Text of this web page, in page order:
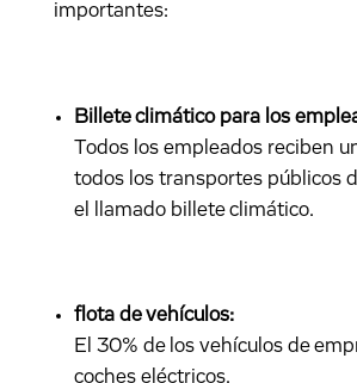
importantes:
Billete climático para los
Todos los empleados reciben
todos los transportes públicos
el llamado billete climático.
flota de vehículos:
El 30% de los vehículos de
coches eléctricos.